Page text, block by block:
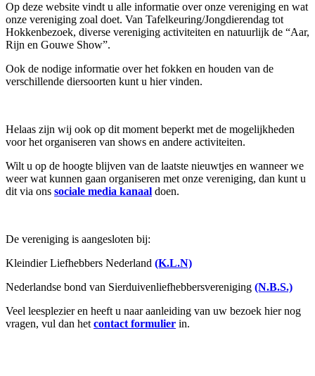
Op deze website vindt u alle informatie over onze vereniging en wat
onze vereniging zoal doet. Van Tafelkeuring/Jongdierendag tot
Hokkenbezoek, diverse vereniging activiteiten en natuurlijk de “Aar,
Rijn en Gouwe Show”.
Ook de nodige informatie over het fokken en houden van de
verschillende diersoorten kunt u hier vinden.
Helaas zijn wij ook op dit moment beperkt met de mogelijkheden
voor het organiseren van shows en andere activiteiten.
Wilt u op de hoogte blijven van de laatste nieuwtjes en wanneer we
weer wat kunnen gaan organiseren met onze vereniging, dan kunt u
dit via ons sociale media kanaal doen.
De vereniging is aangesloten bij:
Kleindier Liefhebbers Nederland (K.L.N)
Nederlandse bond van Sierduivenliefhebbersvereniging (N.B.S.)
Veel leesplezier en heeft u naar aanleiding van uw bezoek hier nog
vragen, vul dan het contact formulier in.